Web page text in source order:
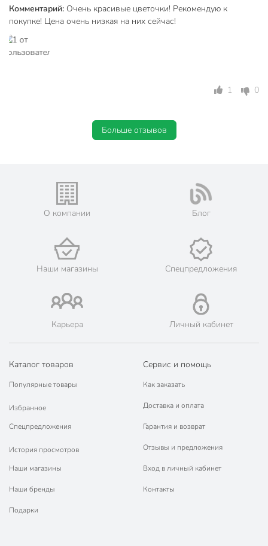
Комментарий: Очень красивые цветочки! Рекомендую к
покупке! Цена очень низкая на них сейчас!
1 0
Больше отзывов
О компании Блог
Наши магазины Спецпредложения
Карьера Личный кабинет
Каталог товаров
Популярные товары
Избранное
Спецпредложения
История просмотров
Наши магазины
Наши бренды
Подарки
Сервис и помощь
Как заказать
Доставка и оплата
Гарантия и возврат
Отзывы и предложения
Вход в личный кабинет
Контакты